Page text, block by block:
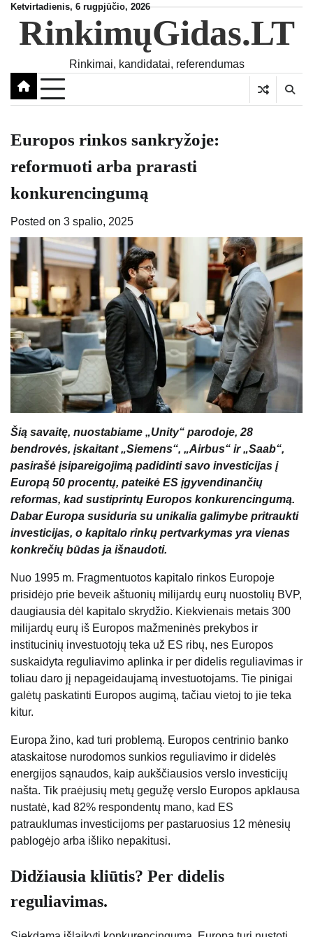
Skip
content
Ketvirtadienis, 6 rugpjūčio, 2026
RinkimųGidas.LT
Rinkimai, kandidatai, referendumas
Europos rinkos sankryžoje:
reformuoti arba prarasti
konkurencingumą
Posted on 3 spalio, 2025
Šią savaitę, nuostabiame „Unity“ parodoje, 28
bendrovės, įskaitant „Siemens“, „Airbus“ ir „Saab“,
pasirašė įsipareigojimą padidinti savo investicijas į
Europą 50 procentų, pateikė ES įgyvendinančių
reformas, kad sustiprintų Europos konkurencingumą.
Dabar Europa susiduria su unikalia galimybe pritraukti
investicijas, o kapitalo rinkų pertvarkymas yra vienas
konkrečių būdas ja išnaudoti.
Nuo 1995 m. Fragmentuotos kapitalo rinkos Europoje
prisidėjo prie beveik aštuonių milijardų eurų nuostolių BVP,
daugiausia dėl kapitalo skrydžio. Kiekvienais metais 300
milijardų eurų iš Europos mažmeninės prekybos ir
institucinių investuotojų teka už ES ribų, nes Europos
suskaidyta reguliavimo aplinka ir per didelis reguliavimas ir
toliau daro jį nepageidaujamą investuotojams. Tie pinigai
galėtų paskatinti Europos augimą, tačiau vietoj to jie teka
kitur.
Europa žino, kad turi problemą. Europos centrinio banko
ataskaitose nurodomos sunkios reguliavimo ir didelės
energijos sąnaudos, kaip aukščiausios verslo investicijų
našta. Tik praėjusių metų gegužę verslo Europos apklausa
nustatė, kad 82% respondentų mano, kad ES
patrauklumas investicijoms per pastaruosius 12 mėnesių
pablogėjo arba išliko nepakitusi.
Didžiausia kliūtis? Per didelis
reguliavimas.